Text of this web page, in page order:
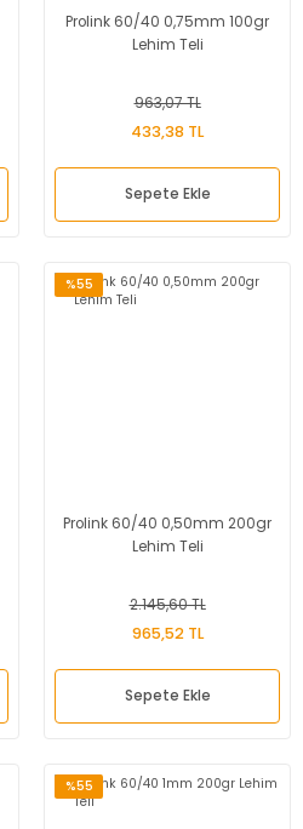
Prolink 60/40 0,75mm 100gr
Lehim Teli
963,07 TL
433,38 TL
Sepete Ekle
%55
Prolink 60/40 0,50mm 200gr
Lehim Teli
2.145,60 TL
965,52 TL
Sepete Ekle
%55